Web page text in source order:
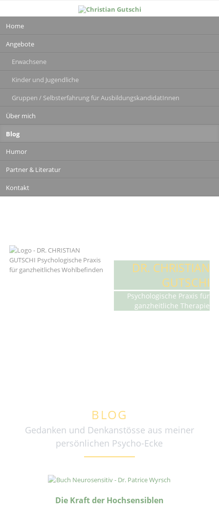
überspringen
Home
Angebote
Erwachsene
Kinder und Jugendliche
Gruppen / Selbsterfahrung für AusbildungskandidatInnen
Über mich
Blog
Humor
Partner & Literatur
Kontakt
DR. CHRISTIAN
GUTSCHI
Psychologische Praxis für
ganzheitliche Therapie
BLOG
Gedanken und Denkanstösse aus meiner
persönlichen Psycho-Ecke
Die Kraft der Hochsensiblen